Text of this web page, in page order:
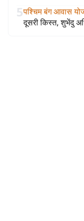
5पश्चिम बंग आवास
दूसरी किस्त, शुभेंदु